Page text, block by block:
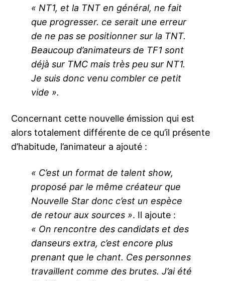
« NT1, et la TNT en général, ne fait
que progresser. ce serait une erreur
de ne pas se positionner sur la TNT.
Beaucoup d’animateurs de TF1 sont
déjà sur TMC mais très peu sur NT1.
Je suis donc venu combler ce petit
vide ».
Concernant cette nouvelle émission qui est
alors totalement différente de ce qu’il présente
d’habitude, l’animateur a ajouté :
« C’est un format de talent show,
proposé par le même créateur que
Nouvelle Star donc c’est un espèce
de retour aux sources ». Il ajoute :
« On rencontre des candidats et des
danseurs extra, c’est encore plus
prenant que le chant. Ces personnes
travaillent comme des brutes. J’ai été